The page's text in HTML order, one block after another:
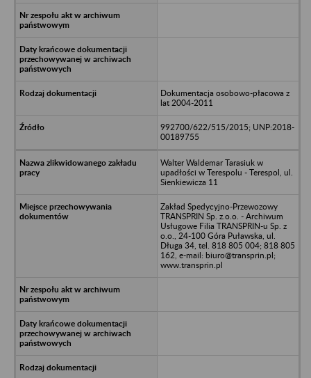
Dokumentacja osobowo-płacowa z
lat 2004-2011
992700/622/515/2015; UNP:2018-
00189755
Walter Waldemar Tarasiuk w
upadłości w Terespolu - Terespol, ul.
Sienkiewicza 11
Zakład Spedycyjno-Przewozowy
TRANSPRIN Sp. z.o.o. - Archiwum
Usługowe Filia TRANSPRIN-u Sp. z
o.o., 24-100 Góra Puławska, ul.
Długa 34, tel. 818 805 004; 818 805
162, e-mail: biuro@transprin.pl;
www.transprin.pl